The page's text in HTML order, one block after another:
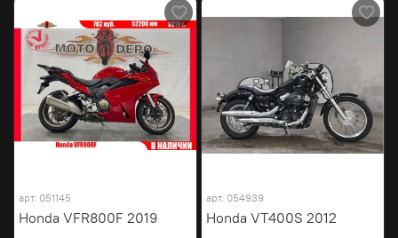
арт. 051145
Honda VFR800F 2019
арт. 054939
Honda VT400S 2012